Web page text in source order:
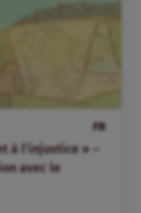
FR
à l’injustice » –
avec le